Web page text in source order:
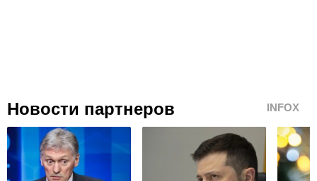
Новости партнеров INFOX